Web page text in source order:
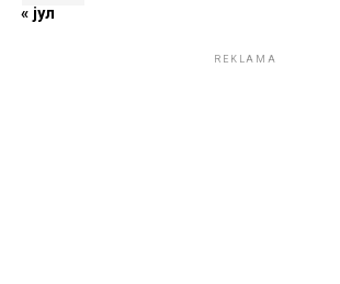
« јул
REKLAMA